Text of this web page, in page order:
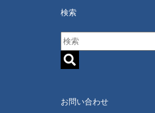
検索
お問い合わせ